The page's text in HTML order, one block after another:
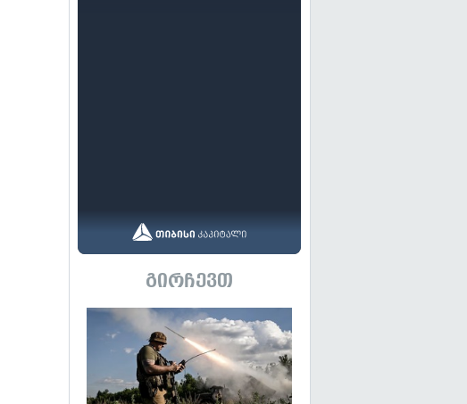
გირჩევთ